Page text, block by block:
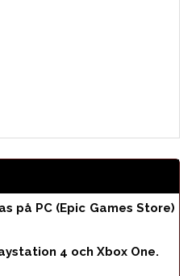
på PC (Epic Games Store)
4 och Xbox One.